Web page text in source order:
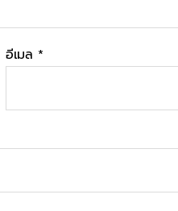
อีเมล *